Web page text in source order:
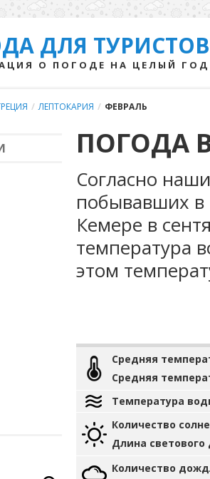
ДЛЯ ТУРИСТОВ
О ПОГОДЕ НА ЦЕЛЫЙ ГОД
/ ЛЕПТОКАРИЯ / ФЕВРАЛЬ
ПОГОДА
Согласно
побывавших в
Кемере в
температура
этом
Средняя
Средняя
Температура
Количество
Длина светового
Количество